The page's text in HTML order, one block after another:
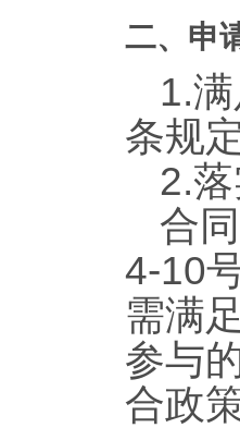
二、申
1.
条规
2.
合
4-10
需满
参与
合政